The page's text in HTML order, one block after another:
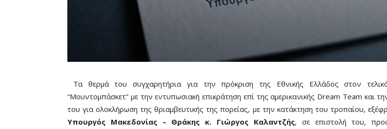
Τα θερμά του συγχαρητήρια για την πρόκριση της Εθνικής Ελλάδος στον
“Μουντομπάσκετ” με την εντυπωσιακή επικράτηση επί της αμερικανικής Dream Team και
του για ολοκλήρωση της θριαμβευτικής της πορείας, με την κατάκτηση του τροπαίου,
Υπουργός Μακεδονίας – Θράκης κ. Γιώργος Καλαντζής, σε επιστολή του,